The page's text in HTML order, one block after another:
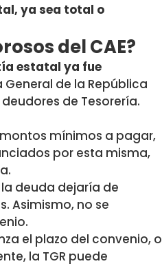
ya sea total o
del CAE?
estatal ya fue
de la República
de Tesorería.
mínimos a pagar,
por esta misma,
la deuda dejaría de
Asimismo, no se
el plazo del convenio, o
la TGR puede